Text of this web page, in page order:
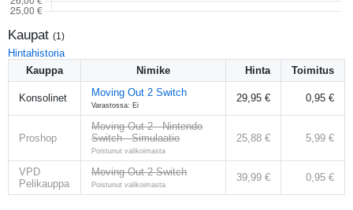
Kaupat (1 )
Hintahistoria
Kauppa
Nimike Hinta Toimitus
Konsolinet Moving Out 2 Switch
Varastossa: Ei
29,95 € 0,95 €
Proshop
Moving Out 2 - Nintendo
Switch - Simulaatio
Poistunut valikoimasta
25,88 € 5,99 €
VPD
Pelikauppa
Moving Out 2 Switch
Poistunut valikoimasta
39,99 € 0,95 €